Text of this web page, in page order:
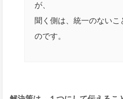
が、
聞く側は、統一のないこ
のです。